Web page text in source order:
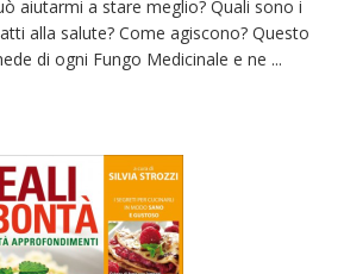
aiutarmi a stare meglio? Quali sono i
alla salute? Come agiscono? Questo
di ogni Fungo Medicinale e ne ...